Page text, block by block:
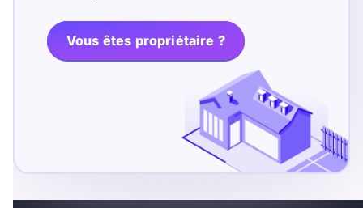
T7 T8 T9
T10 T12
Vous êtes propriétaire ?